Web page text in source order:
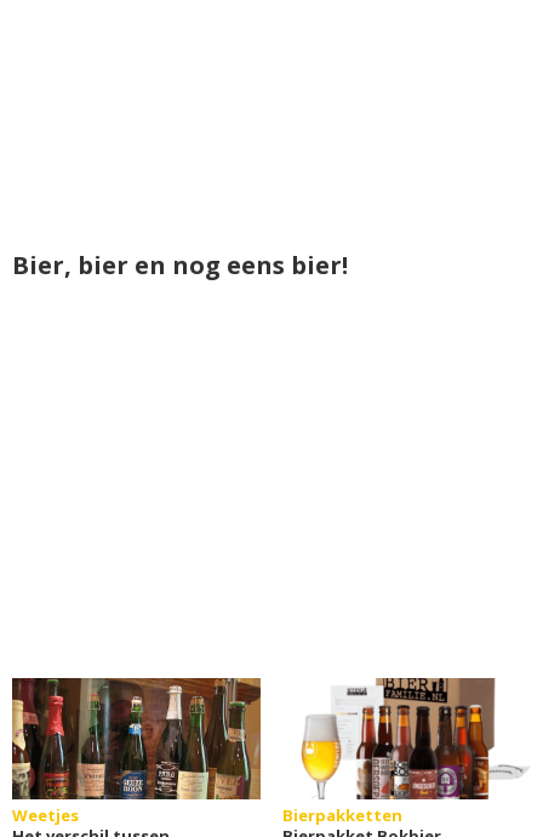
Bier, bier en nog eens bier!
Weetjes
Bierpakketten